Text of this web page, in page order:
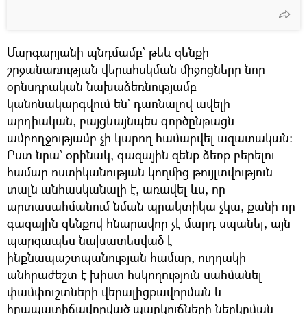
Մարգարյանի պնդմամբ` թեև զենքի
շրջանառության վերահսկման միջոցները նոր
օրնսդրական նախաձեռնությամբ
կանոնակարգվում են` դառնալով ավելի
արդիական, բայցևայնպես գործընթացն
ամբողջությամբ չի կարող համարվել ազատական։
Ըստ նրա` օրինակ, գազային զենք ձեռք բերելու
համար ոստիկանության կողմից թույլտվություն
տալն անհասկանալի է, առավել ևս, որ
արտասահմանում նման պրակտիկա չկա, քանի որ
գազային զենքով հնարավոր չէ մարդ սպանել, այն
պարզապես նախատեսված է
ինքնապաշտպանության համար, ուղղակի
անհրաժեշտ է խիստ հսկողություն սահմանել
փամփուշտների վերալիցքավորման և
հրապատիճավորված պարկուճների ներկրման